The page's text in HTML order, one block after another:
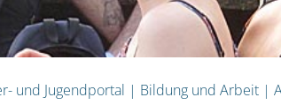
und Jugendportal | Bildung und Arbeit |